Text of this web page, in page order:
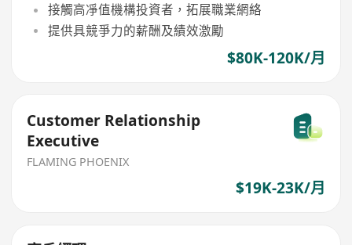
接觸高凈值機構投資者，拓展職業網絡
提供具競爭力的薪酬及績效激勵
$80K-120K/月
Customer Relationship
Executive
FLAMING PHOENIX
$19K-23K/月